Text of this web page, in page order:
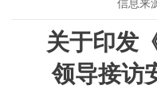
关于印发
领导接访